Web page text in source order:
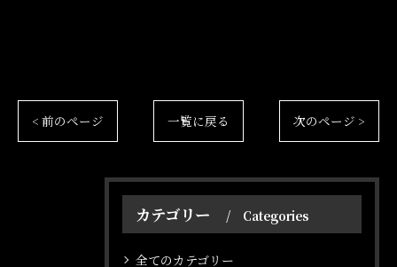
< 前のページ 一覧に戻る 次のページ >
カテゴリー Categories
全てのカテゴリー